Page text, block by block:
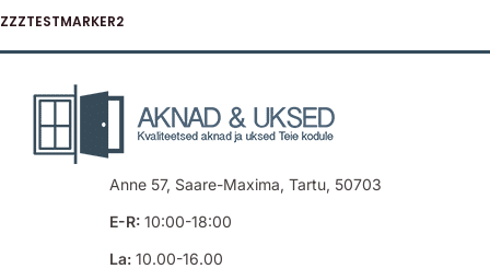
ZZZTESTMARKER2
Anne 57, Saare-Maxima, Tartu, 50703
E-R:10:00-18:00
La:10.00-16.00